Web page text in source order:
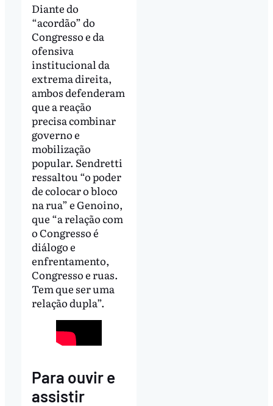
Diante do
“acordão” do
Congresso e da
ofensiva
institucional da
extrema direita,
ambos defenderam
que a reação
precisa combinar
governo e
mobilização
popular. Sendretti
ressaltou “o poder
de colocar o bloco
na rua” e Genoino,
que “a relação com
o Congresso é
diálogo e
enfrentamento,
Congresso e ruas.
Tem que ser uma
relação dupla”.
Para ouvir e
assistir